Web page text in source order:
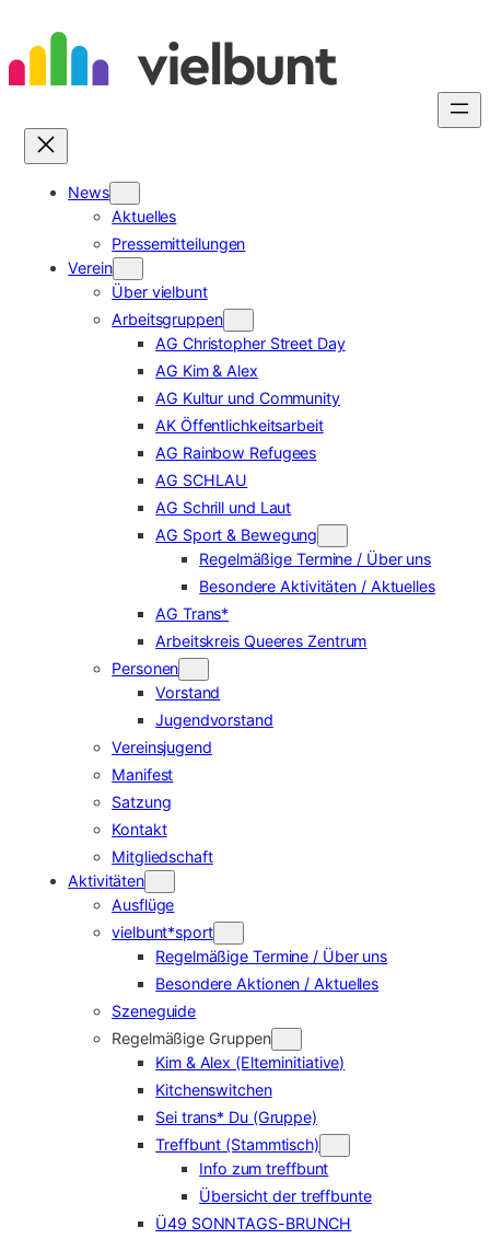
Inhalt
springen
News
Aktuelles
Pressemitteilungen
Verein
Über vielbunt
Arbeitsgruppen
AG Christopher Street Day
AG Kim & Alex
AG Kultur und Community
AK Öffentlichkeitsarbeit
AG Rainbow Refugees
AG SCHLAU
AG Schrill und Laut
AG Sport & Bewegung
Regelmäßige Termine / Über uns
Besondere Aktivitäten / Aktuelles
AG Trans*
Arbeitskreis Queeres Zentrum
Personen
Vorstand
Jugendvorstand
Vereinsjugend
Manifest
Satzung
Kontakt
Mitgliedschaft
Aktivitäten
Ausflüge
vielbunt*sport
Regelmäßige Termine / Über uns
Besondere Aktionen / Aktuelles
Szeneguide
Regelmäßige Gruppen
Kim & Alex (Elterninitiative)
Kitchenswitchen
Sei trans* Du (Gruppe)
Treffbunt (Stammtisch)
Info zum treffbunt
Übersicht der treffbunte
Ü49 SONNTAGS-BRUNCH